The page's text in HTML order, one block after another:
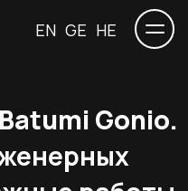
EN GE HE
Gonio.